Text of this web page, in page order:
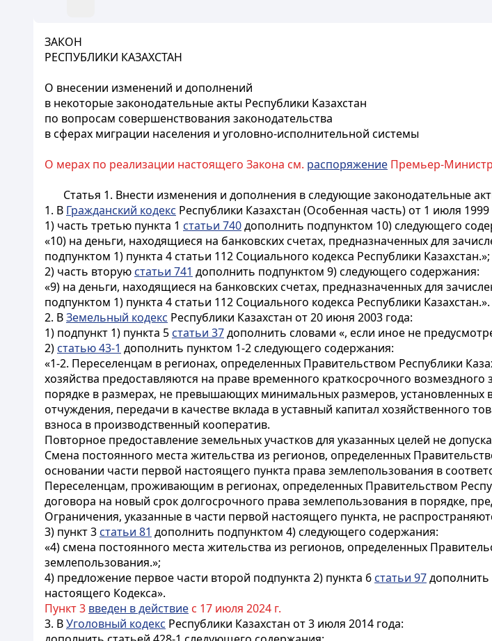
ЗАКОН
РЕСПУБЛИКИ КАЗАХСТАН
О внесении изменений и дополнений
в некоторые законодательные акты Республики Казахстан
по вопросам совершенствования законодательства
в сферах миграции населения и уголовно-исполнительной системы
О мерах по реализации настоящего Закона см. распоряжение Премьер-
Статья 1. Внести изменения и дополнения в следующие законодательные
1. В Гражданский кодекс Республики Казахстан (Особенная часть) от 1 июля 1999
1) часть третью пункта 1 статьи 740дополнить подпунктом 10) следующего
«10) на деньги, находящиеся на банковских счетах, предназначенных для
подпунктом 1) пункта 4статьи 112 Социального кодекса Республики Казахстан.»;
2) часть вторую статьи 741 дополнить подпунктом 9) следующего содержания:
«9) на деньги, находящиеся на банковских счетах, предназначенных для
подпунктом 1) пункта 4 статьи 112 Социального кодекса Республики Казахстан.».
2. ВЗемельный кодекс Республики Казахстан от 20 июня 2003 года:
1) подпункт 1) пункта 5 статьи 37дополнить словами «, если иное не
2) статью 43-1 дополнить пунктом 1-2 следующего содержания:
«1-2. Переселенцам в регионах, определенных Правительством Республики
хозяйства предоставляются на праве временного краткосрочного
порядке в размерах, не превышающих минимальных размеров, установленных в
отчуждения, передачи в качестве вклада в уставный капитал хозяйственного
взноса в производственный кооператив.
Повторное предоставление земельных участков для указанных целей не
Смена постоянного места жительства из регионов, определенных
основании части первой настоящего пункта права землепользования в
Переселенцам, проживающим в регионах, определенных Правительством
договора на новый срок долгосрочного права землепользования в порядке,
Ограничения, указанные в части первой настоящего пункта, не
3) пункт 3 статьи 81 дополнить подпунктом 4) следующего содержания:
«4) смена постоянного места жительства из регионов, определенных
землепользования.»;
4) предложение первое части второй подпункта 2) пункта 6 статьи 97дополнить
настоящего Кодекса».
Пункт 3 введен в действие с 17 июля 2024 г.
3. ВУголовный кодекс Республики Казахстан от 3 июля 2014 года: